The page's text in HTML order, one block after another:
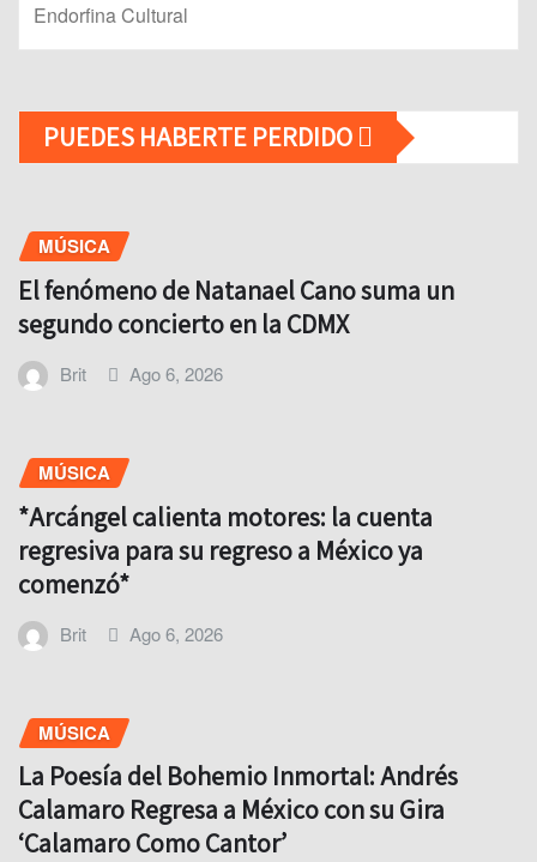
Endorfina Cultural
PUEDES HABERTE PERDIDO
MÚSICA
El fenómeno de Natanael Cano suma un
segundo concierto en la CDMX
Brit Ago 6, 2026
MÚSICA
*Arcángel calienta motores: la cuenta
regresiva para su regreso a México ya
comenzó*
Brit Ago 6, 2026
MÚSICA
La Poesía del Bohemio Inmortal: Andrés
Calamaro Regresa a México con su Gira
‘Calamaro Como Cantor’